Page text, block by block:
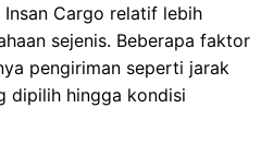
Cargo relatif lebih
sejenis. Beberapa faktor
pengiriman seperti jarak
dipilih hingga kondisi